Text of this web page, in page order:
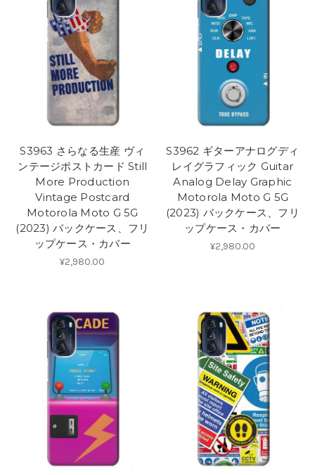
S3963 さらなる生産 ヴィ
ンテージポストカード Still
More Production
Vintage Postcard
Motorola Moto G 5G
(2023) バックケース、フリ
ップケース・カバー
¥2,980.00
S3962 ギターアナログディ
レイグラフィック Guitar
Analog Delay Graphic
Motorola Moto G 5G
(2023) バックケース、フリ
ップケース・カバー
¥2,980.00